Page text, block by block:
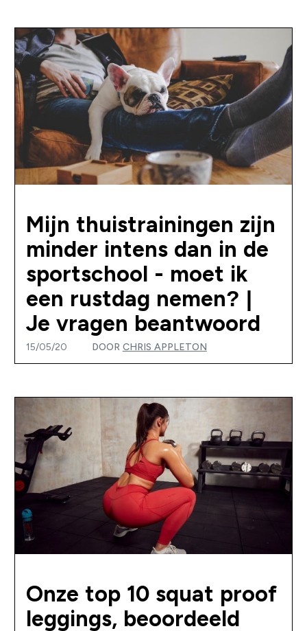
Mijn thuistrainingen zijn
minder intens dan in de
sportschool - moet ik
een rustdag nemen? |
Je vragen beantwoord
15/05/20 DOOR CHRIS APPLETON
Onze top 10 squat proof
leggings, beoordeeld